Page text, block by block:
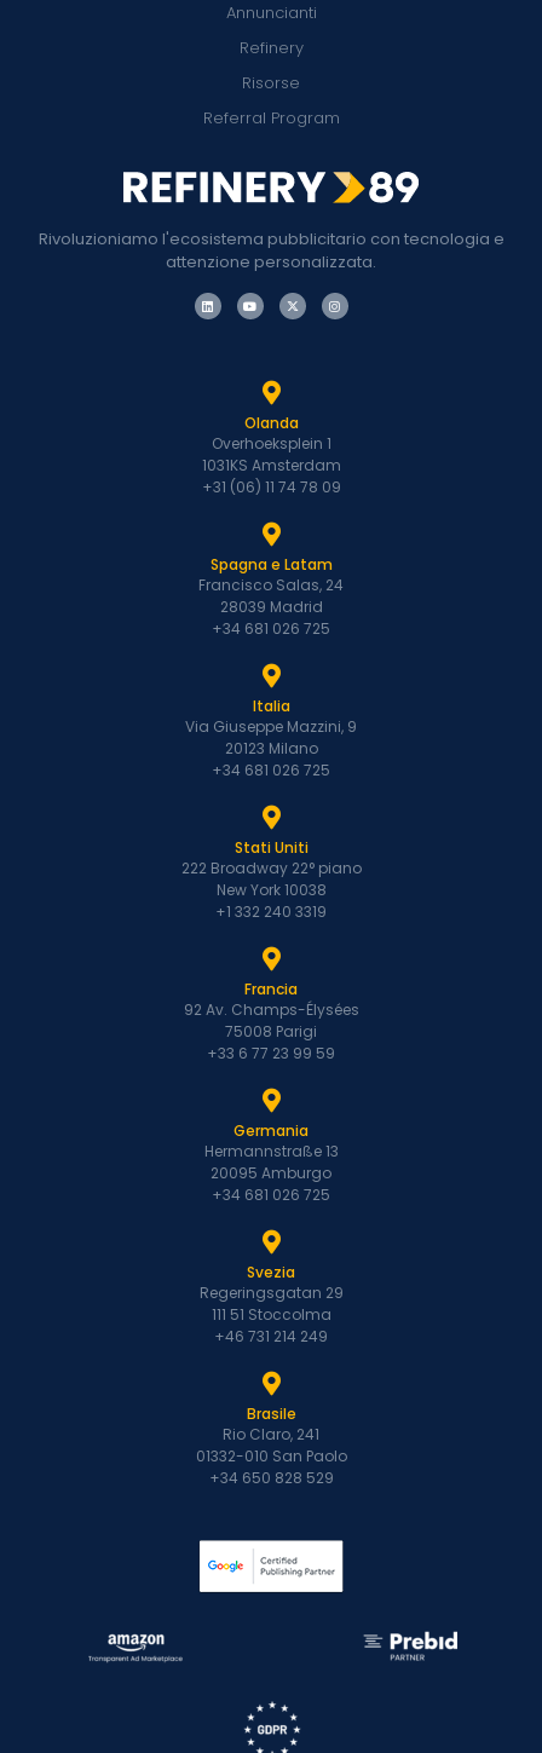
Rivoluzioniamo l'ecosistema pubblicitario con tecnologia e
attenzione personalizzata.
Annuncianti
Refinery
Risorse
Referral Program
Olanda
Overhoeksplein 1
1031KS Amsterdam
+31 (06) 11 74 78 09
Spagna e Latam
Francisco Salas, 24
28039 Madrid
+34 681 026 725
Italia
Via Giuseppe Mazzini, 9
20123 Milano
+34 681 026 725
Stati Uniti
222 Broadway 22° piano
New York 10038
+1 332 240 3319
Francia
92 Av. Champs-Élysées
75008 Parigi
+33 6 77 23 99 59
Germania
Hermannstraße 13
20095 Amburgo
+34 681 026 725
Svezia
Regeringsgatan 29
111 51 Stoccolma
+46 731 214 249
Brasile
Rio Claro, 241
01332-010 San Paolo
+34 650 828 529